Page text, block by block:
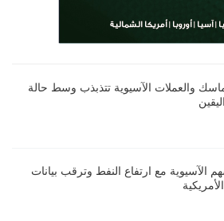
والعملات الآسيوية تتذبذب وسط حالة
الآسيوية مع ارتفاع النفط وترقب بيانات